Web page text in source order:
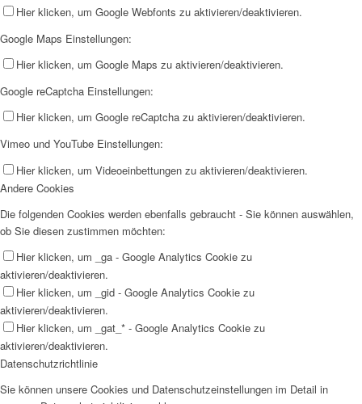
Hier klicken, um Google Webfonts zu aktivieren/deaktivieren.
Google Maps Einstellungen:
Hier klicken, um Google Maps zu aktivieren/deaktivieren.
Google reCaptcha Einstellungen:
Hier klicken, um Google reCaptcha zu aktivieren/deaktivieren.
Vimeo und YouTube Einstellungen:
Hier klicken, um Videoeinbettungen zu aktivieren/deaktivieren.
Andere Cookies
Die folgenden Cookies werden ebenfalls gebraucht - Sie können auswählen,
ob Sie diesen zustimmen möchten:
Hier klicken, um _ga - Google Analytics Cookie zu
aktivieren/deaktivieren.
Hier klicken, um _gid - Google Analytics Cookie zu
aktivieren/deaktivieren.
Hier klicken, um _gat_* - Google Analytics Cookie zu
aktivieren/deaktivieren.
Datenschutzrichtlinie
Sie können unsere Cookies und Datenschutzeinstellungen im Detail in